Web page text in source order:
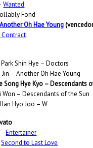
Wanted
Fond
Another Oh Hae Young
Contract
Shin Hye – Doctors
Jin – Another Oh Hae Young
Song Hye Kyo – Descendants
Won – Descendants of the Sun
Hyo Joo – W
–Entertainer
Second to Last Love